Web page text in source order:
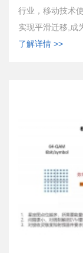
行业，移动技术
实现平滑迁移,成
了解详情 >>